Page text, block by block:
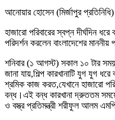
আনোয়ার হোসেন (মির্জাপুর
হাজারো পরিবারের স্বপ্ন দীর্ঘদিন
পরিদর্শন করলেন বাংলাদেশের
শনিবার (১ আগস্ট) সকাল ১০ টার
জানা যায়,শিল্প কারখানাটি যুগ যুগ
শ্রমিক কাজ করত,যেখানে হাজারো
বন্ধ।এই বন্ধ কারখানা দ্রুততম
ও বস্ত্র প্রতিমন্ত্রী শরীফুল আলম